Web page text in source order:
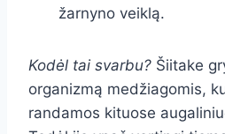
žarnyno veiklą.
Kodėl tai svarbu? Šiitake
organizmą medžiagomis,
randamos kituose